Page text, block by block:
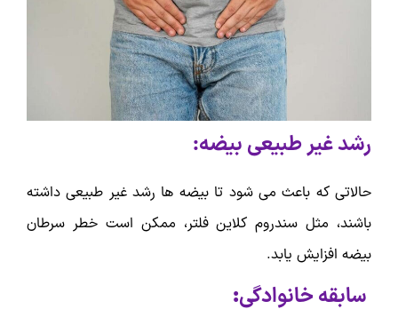
رشد غیر طبیعی بیضه:
حالاتی که باعث می شود تا بیضه ها رشد غیر طبیعی داشته
باشند، مثل سندروم کلاین فلتر، ممکن است خطر سرطان
بیضه افزایش یابد.
سابقه خانوادگی: